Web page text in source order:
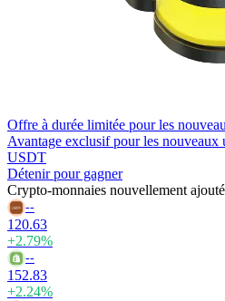
Offre à durée limitée pour les
Avantage exclusif pour les nouveaux
USDT
Détenir pour gagner
Crypto-monnaies nouvellement
--
120.63
+2.79%
--
152.83
+2.24%